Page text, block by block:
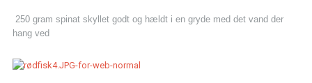
250 gram spinat skyllet godt og hældt i en gryde med det vand der
hang ved